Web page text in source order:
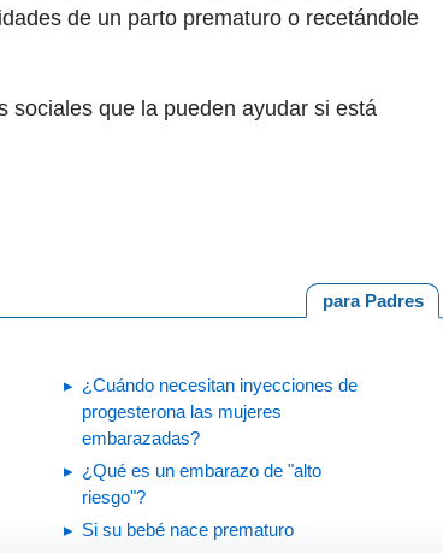
de un parto prematuro o recetándole
sociales que la pueden ayudar si está
para Padres
¿Cuándo necesitan inyecciones de
progesterona las mujeres
embarazadas?
¿Qué es un embarazo de "alto
riesgo"?
Si su bebé nace prematuro